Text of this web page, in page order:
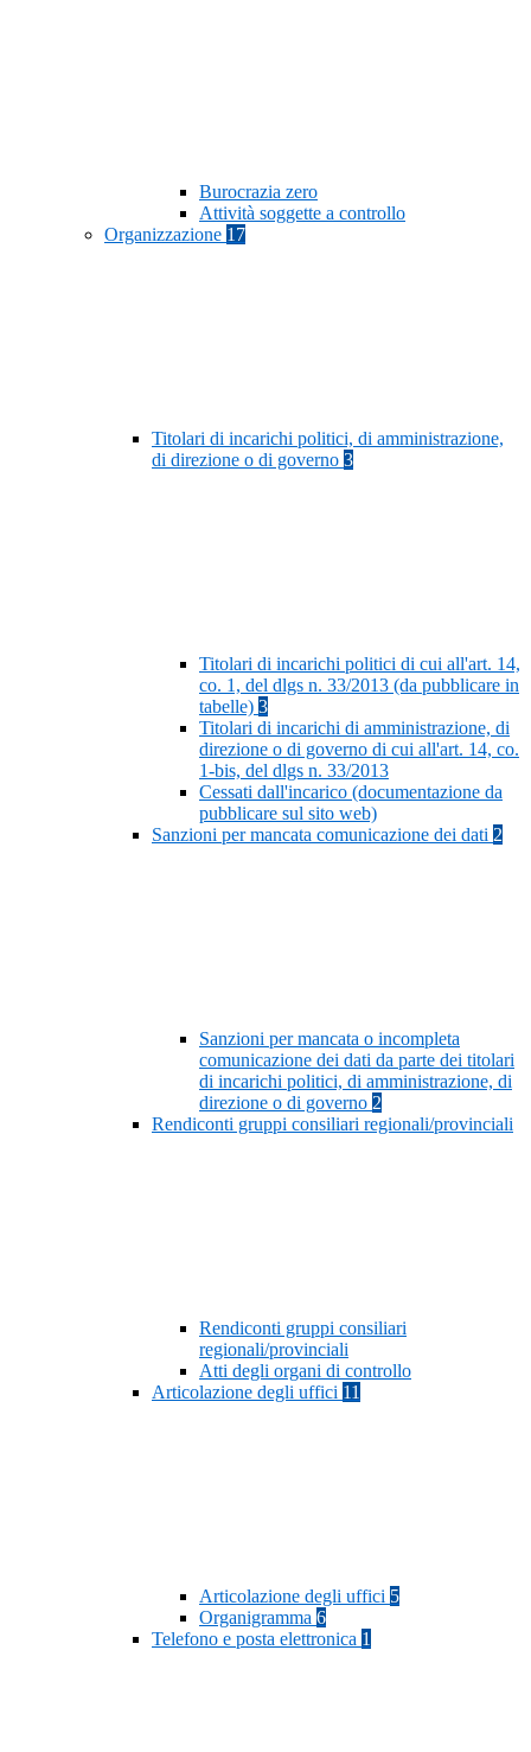
Burocrazia zero
Attività soggette a controllo
Organizzazione 17
Titolari di incarichi politici, di amministrazione,
di direzione o di governo 3
Titolari di incarichi politici di cui all'art. 14,
co. 1, del dlgs n. 33/2013 (da pubblicare in
tabelle) 3
Titolari di incarichi di amministrazione, di
direzione o di governo di cui all'art. 14, co.
1-bis, del dlgs n. 33/2013
Cessati dall'incarico (documentazione da
pubblicare sul sito web)
Sanzioni per mancata comunicazione dei dati 2
Sanzioni per mancata o incompleta
comunicazione dei dati da parte dei titolari
di incarichi politici, di amministrazione, di
direzione o di governo 2
Rendiconti gruppi consiliari regionali/provinciali
Rendiconti gruppi consiliari
regionali/provinciali
Atti degli organi di controllo
Articolazione degli uffici 11
Articolazione degli uffici 5
Organigramma 6
Telefono e posta elettronica 1